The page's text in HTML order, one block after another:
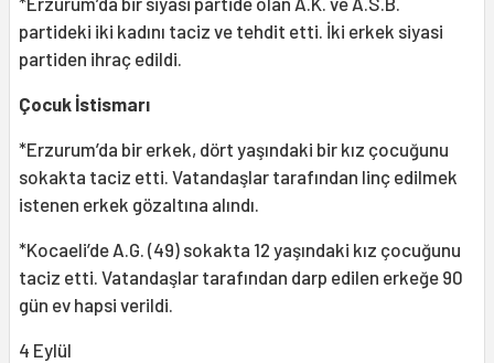
partideki iki kadını taciz ve tehdit etti. İki erkek siyasi
partiden ihraç edildi.
Çocuk İstismarı
*Erzurum’da bir erkek, dört yaşındaki bir kız çocuğunu
sokakta taciz etti. Vatandaşlar tarafından linç edilmek
istenen erkek gözaltına alındı.
*Kocaeli’de A.G. (49) sokakta 12 yaşındaki kız çocuğunu
taciz etti. Vatandaşlar tarafından darp edilen erkeğe 90
gün ev hapsi verildi.
4 Eylül